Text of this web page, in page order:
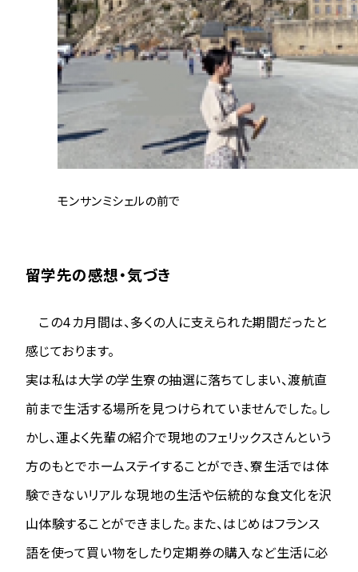
モンサンミシェルの前で
留学先の感想・気づき
この4カ月間は、多くの人に支えられた期間だったと
感じております。
実は私は大学の学生寮の抽選に落ちてしまい、渡航直
前まで生活する場所を見つけられていませんでした。し
かし、運よく先輩の紹介で現地のフェリックスさんという
方のもとでホームステイすることができ、寮生活では体
験できないリアルな現地の生活や伝統的な食文化を沢
山体験することができました。また、はじめはフランス
語を使って買い物をしたり定期券の購入など生活に必